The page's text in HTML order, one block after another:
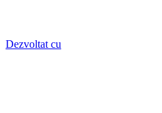
Dezvoltat cu